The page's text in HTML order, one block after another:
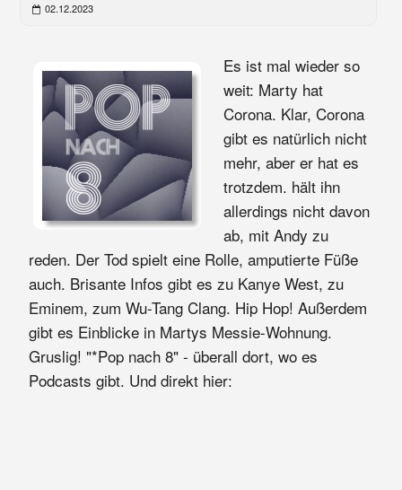
02.12.2023
Es ist mal wieder so
weit: Marty hat
Corona. Klar, Corona
gibt es natürlich nicht
mehr, aber er hat es
trotzdem. hält ihn
allerdings nicht davon
ab, mit Andy zu
reden. Der Tod spielt eine Rolle, amputierte Füße
auch. Brisante Infos gibt es zu Kanye West, zu
Eminem, zum Wu-Tang Clang. Hip Hop! Außerdem
gibt es Einblicke in Martys Messie-Wohnung.
Gruslig! "*Pop nach 8" - überall dort, wo es
Podcasts gibt. Und direkt hier: